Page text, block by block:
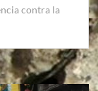
contra la